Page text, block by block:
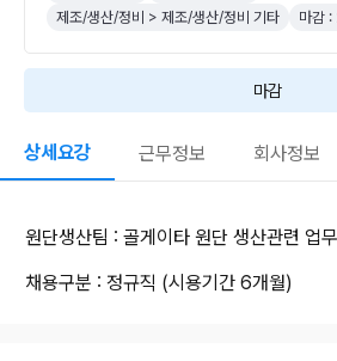
제조/생산/정비 > 제조/생산/정비 기타
마감
마감
상세요강 근무정보 회사정보
원단생산팀 : 골게이타 원단 생산관련 업무
채용구분 : 정규직 (시용기간 6개월)